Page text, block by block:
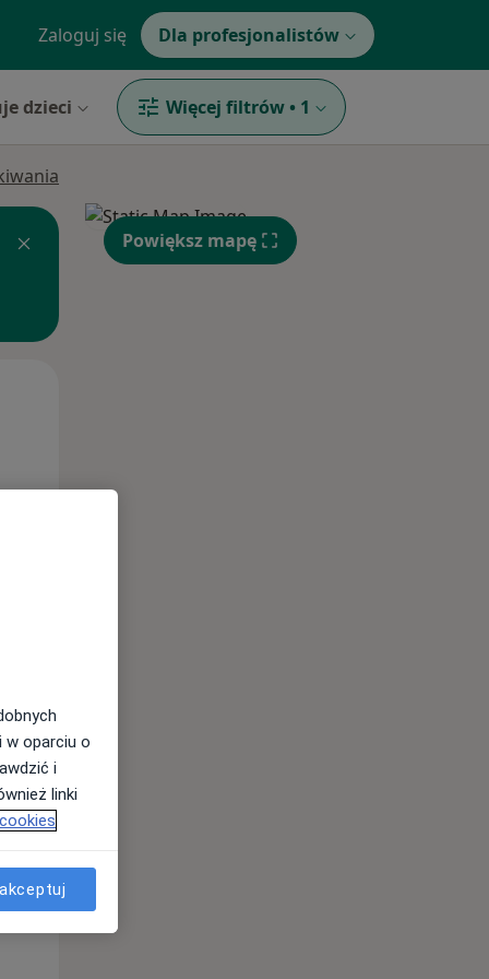
Zaloguj się Dla profesjonalistów
dzieci Więcej filtrów • 1
Wt,
11 Sie
Powiększ mapę
w oparciu o
i
linki